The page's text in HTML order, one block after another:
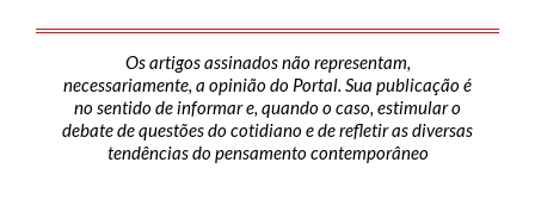
Os artigos assinados não representam,
necessariamente, a opinião do Portal. Sua publicação é
no sentido de informar e, quando o caso, estimular o
debate de questões do cotidiano e de refletir as diversas
tendências do pensamento contemporâneo